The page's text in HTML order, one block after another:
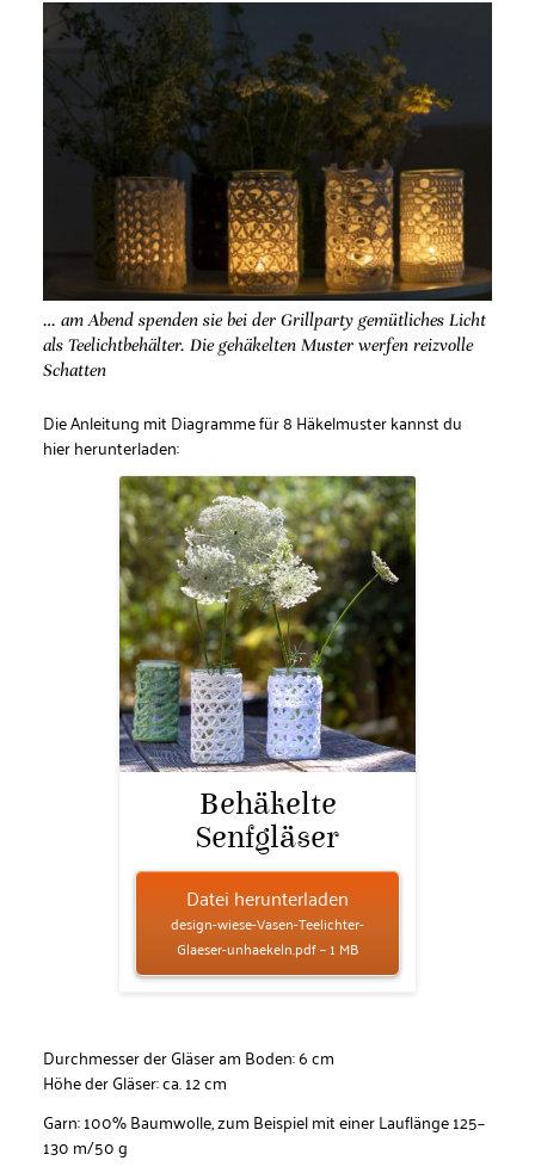
… am Abend spenden sie bei der Grillparty gemütliches Licht
als Teelichtbehälter. Die gehäkelten Muster werfen reizvolle
Schatten
Die Anleitung mit Diagramme für 8 Häkelmuster kannst du
hier herunterladen:
Behäkelte
Senfgläser
Datei herunterladen
design-wiese-Vasen-Teelichter-
Glaeser-unhaekeln.pdf – 1 MB
Durchmesser der Gläser am Boden: 6 cm
Höhe der Gläser: ca. 12 cm
Garn: 100% Baumwolle, zum Beispiel mit einer Lauflänge 125–
130 m/50 g